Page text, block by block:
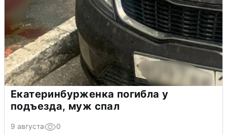
Екатеринбурженка погибла у
подъезда, муж спал
9 августа 0